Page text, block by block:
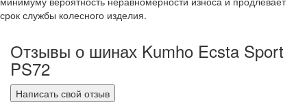
срок службы колесного изделия.
Отзывы о шинах Kumho Ecsta Sport
PS72
Написать свой отзыв